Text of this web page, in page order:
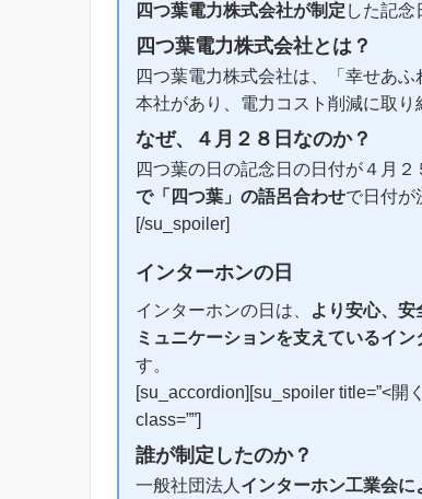
四つ葉電力株式会社が制定 した記念
四つ葉電力株式会社とは？
四つ葉電力株式会社は、「幸せあ
本社があり、電力コスト削減に取り
なぜ、４月２８日なのか？
四つ葉の日の記念日の日付が４月２
で「四つ葉」の語呂合わせで日付が
[/su_spoiler]
インターホンの日
インターホンの日は、
より安心、
ミュニケーションを支えているイ
す。
[su_accordion][su_spoiler title=”<開
class=””]
誰が制定したのか？
一般社団法人 インターホン工業会